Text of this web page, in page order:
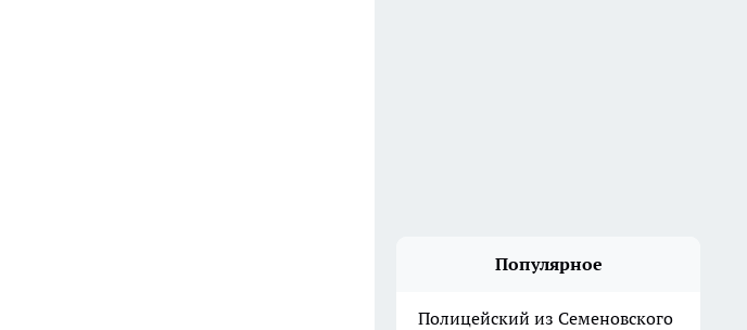
Популярное
Полицейский из Семеновского